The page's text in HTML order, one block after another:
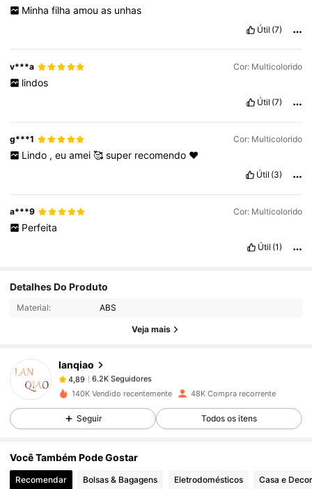
Minha filha amou as unhas
Útil (7)
v***a Cor: Multicolorido
lindos
Útil (7)
g***1 Cor: Multicolorido
Lindo , eu amei 🥰 super recomendo ❤️
Útil (3)
a***9 Cor: Multicolorido
Perfeita
Útil (1)
Detalhes Do Produto
Material: ABS
Veja mais
lanqiao
6.2K Seguidores
4,89
6.2K Seguidores
e***opago1 dia atrás
4,89 6.2K Seguidores
6.2K Seguidores
140K Vendido recentemente 48K Compra recorrente
Seguir Todos os itens
Você Também Pode Gostar
Recomendar Bolsas & Bagagens Eletrodomésticos Casa e